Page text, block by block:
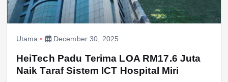
Utama December 30, 2025
HeiTech Padu Terima LOA RM17.6 Juta
Naik Taraf Sistem ICT Hospital Miri